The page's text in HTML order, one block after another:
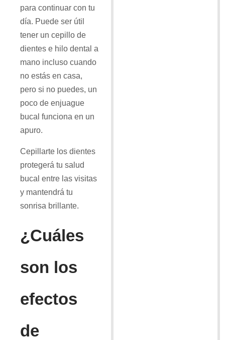
para continuar con tu
día. Puede ser útil
tener un cepillo de
dientes e hilo dental a
mano incluso cuando
no estás en casa,
pero si no puedes, un
poco de enjuague
bucal funciona en un
apuro.
Cepillarte los dientes
protegerá tu salud
bucal entre las visitas
y mantendrá tu
sonrisa brillante.
¿Cuáles
son los
efectos
de